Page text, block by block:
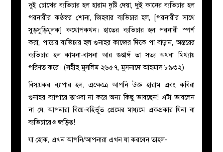
দুই চোখের ব্যভিচার হল হারাম দৃষ্টি দেয়া, দুই কানের ব্যভিচার হল
পরনারীর কণ্ঠস্বর শোনা, জিহবার ব্যভিচার হল, [পরনারীর সাথে
সুড়সুড়িমূলক] কথোপকথন। হাতের ব্যভিচার হল পরনারী স্পর্শ
করা, পায়ের ব্যভিচার হল গুনাহর কাজের দিকে পা বাড়ান, অন্তরের
ব্যভিচার হল কামনা-বাসনা আর গুপ্তাঙ্গঁ তা সত্য অথবা মিথ্যায়
পরিণত করে। (সহীহ মুসলিম ২৬৫৭, মুসনাদে আহমাদ ৮৯৩২)
বিস্ময়কর ব্যাপার হল, এক্ষেত্রে আপনি উক্তহারাম এবং কবিরা
গুনাহর ব্যাপারে তাওবা না করে অন্য কিছু ভাবছেন! এটা ভাবলেন
না যে, আপনারা বিয়ে-বহির্ভূত প্রেমের মাধ্যমে একপ্রকার যিনা বা
ব্যভিচারেওজড়িত!
যা হোক, এখন আপনি/আপনারা এখন যা করবেন তাহল-